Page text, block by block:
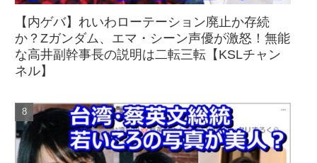
【内ゲバ】れいわローテーション廃止か存続
か？Zガンダム、エマ・シーン声優が激怒！無能
な高井副幹事長の説明は二転三転【KSLチャン
ネル】